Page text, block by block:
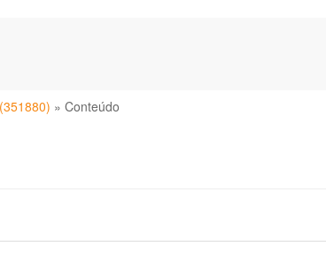
» Conteúdo